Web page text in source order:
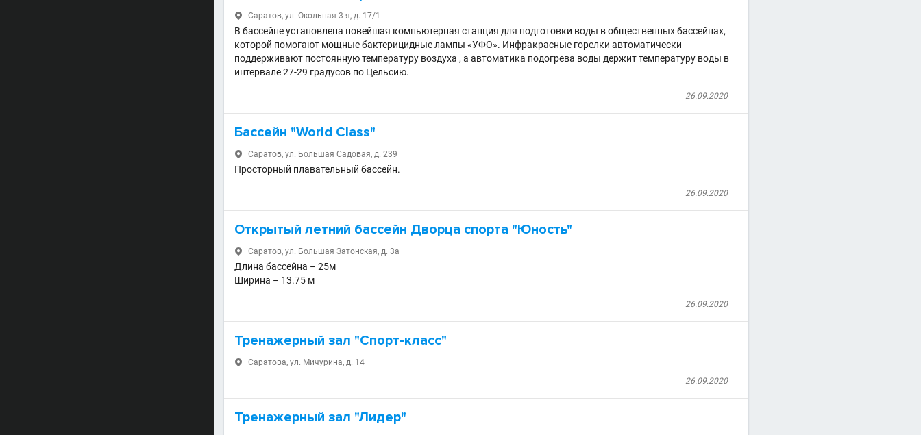
 Саратов, ул. Окольная 3-я, д. 17/1
В бассейне установлена новейшая компьютерная станция для подготовки воды в общественных бассейнах,
которой помогают мощные бактерицидные лампы «УФО». Инфракрасные горелки автоматически
поддерживают постоянную температуру воздуха , а автоматика подогрева воды держит температуру воды в
интервале 27-29 градусов по Цельсию.
26.09.2020
Бассейн "World Class"
 Саратов, ул. Большая Садовая, д. 239
Просторный плавательный бассейн.
26.09.2020
Открытый летний бассейн Дворца спорта "Юность"
 Саратов, ул. Большая Затонская, д. 3а
Длина бассейна – 25м
Ширина – 13.75 м
26.09.2020
Тренажерный зал "Спорт-класс"

Саратова, ул. Мичурина, д. 14
26.09.2020
Тренажерный зал "Лидер"